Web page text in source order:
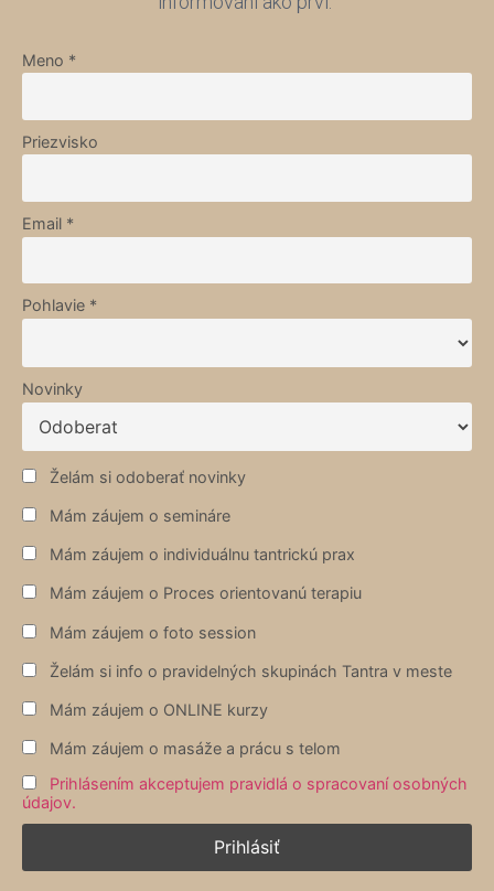
Meno *
Priezvisko
Email *
Pohlavie *
Novinky
Želám si odoberať novinky
Mám záujem o semináre
Mám záujem o individuálnu tantrickú prax
Mám záujem o Proces orientovanú terapiu
Mám záujem o foto session
Želám si info o pravidelných skupinách Tantra v meste
Mám záujem o ONLINE kurzy
Mám záujem o masáže a prácu s telom
Prihlásením akceptujem pravidlá o spracovaní osobných
údajov.